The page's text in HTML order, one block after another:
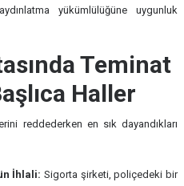
yükümlülüğüne uygunluk
Teminat
Haller
reddederken en sık dayandıkları
İhlali: Sigorta şirketi, poliçedeki bir